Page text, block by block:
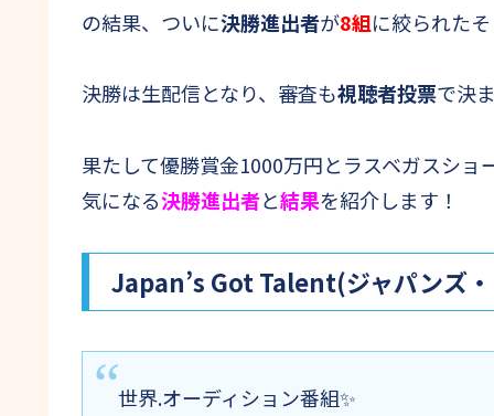
の結果、ついに決勝進出者が8組に絞られた
決勝は生配信となり、審査も視聴者投票で決
果たして優勝賞金1000万円とラスベガスシ
気になる決勝進出者と結果を紹介します！
Japan’s Got Talent(ジャパンズ
世界.オーディション番組✨